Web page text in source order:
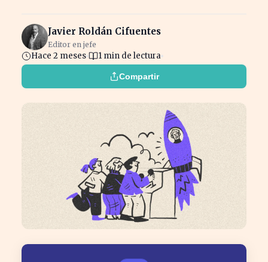
Javier Roldán Cifuentes
Editor en jefe
Hace 2 meses 1 min de lectura
Compartir